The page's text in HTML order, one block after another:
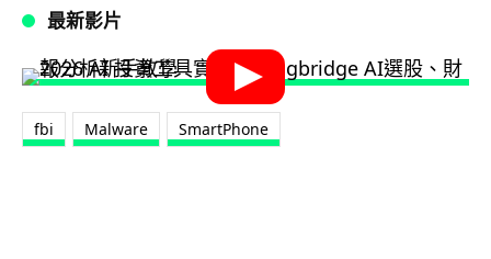
最新影片
fbi Malware SmartPhone